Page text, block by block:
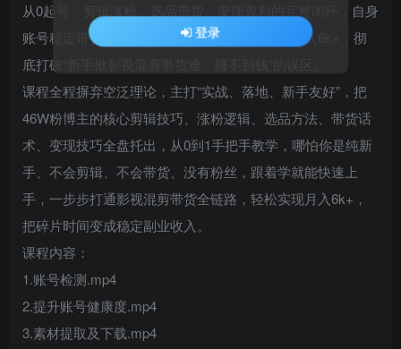
从0起号、剪辑涨粉、选品带货、变现盈利的完整闭环，自身
账号稳定带货变现，更带出无数新手学员实现月入6k+，彻
底打破“新手做影视混剪带货难、賺不到钱”的误区。
课程全程摒弃空泛理论，主打“实战、落地、新手友好”，把
46W粉博主的核心剪辑技巧、涨粉逻辑、选品方法、带货话
术、变现技巧全盘托出，从0到1手把手教学，哪怕你是纯新
手、不会剪辑、不会带货、没有粉丝，跟着学就能快速上
手，一步步打通影视混剪带货全链路，轻松实现月入6k+，
把碎片时间变成稳定副业收入。
课程内容：
1.账号检测.mp4
2.提升账号健康度.mp4
3.素材提取及下载.mp4
登录